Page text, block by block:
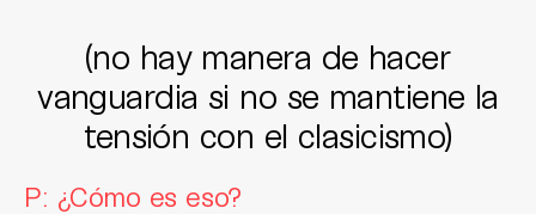
(no hay manera de hacer
vanguardia si no se mantiene la
tensión con el clasicismo)
P: ¿Cómo es eso?